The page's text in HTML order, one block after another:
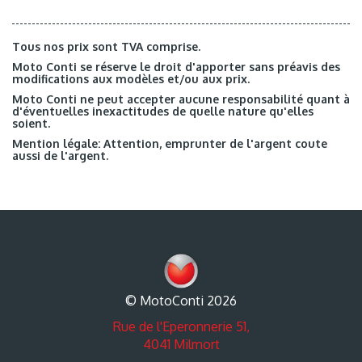
Tous nos prix sont TVA comprise.
Moto Conti se réserve le droit d'apporter sans préavis des
modifications aux modèles et/ou aux prix.
Moto Conti ne peut accepter aucune responsabilité quant à
d'éventuelles inexactitudes de quelle nature qu'elles
soient.
Mention légale: Attention, emprunter de l'argent coute
aussi de l'argent.
© MotoConti 2026
Rue de l'Eperonnerie 51,
4041 Milmort